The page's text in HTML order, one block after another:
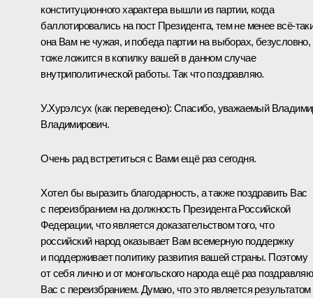
конституционного характера вышли из партии, когда
баллотировались на пост Президента, тем не менее всё-
она Вам не чужая, и победа партии на выборах, безусловно,
тоже ложится в копилку вашей в данном случае
внутриполитической работы. Так что поздравляю.
У.Хурэлсух (как переведено): Спасибо, уважаемый
Владимирович.
Очень рад встретиться с Вами ещё раз сегодня.
Хотел бы выразить благодарность, а также поздравить Вас
с переизбранием на должность Президента Российской
Федерации, что является доказательством того, что
российский народ оказывает Вам всемерную поддержку
и поддерживает политику развития вашей страны. Поэтому
от себя лично и от монгольского народа ещё раз поздравляю
Вас с переизбранием. Думаю, что это является результатом